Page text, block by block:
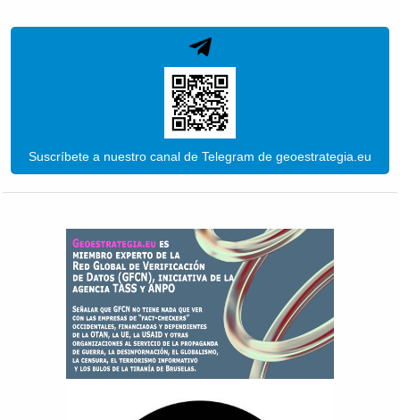
Suscríbete a nuestro canal de Telegram de geoestrategia.eu